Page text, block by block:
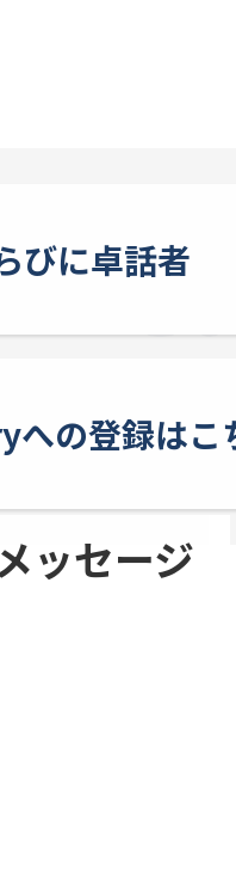
びに卓話者
への登録はこ
ッセージ